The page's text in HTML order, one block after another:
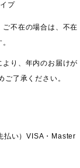
プ
不在の場合は、不在
り、年内のお届けが
ご了承ください。
払い）VISA・Master